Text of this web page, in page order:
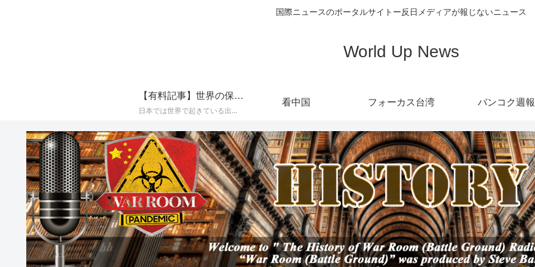
国際ニュースのポータルサイトー反日メディアが報じないニュース
World Up News
【有料記事】世界の保守系メディアの最新国際ニュースまとめ【定期購読（サブスクリプション）】
日本では世界で起きている出来事が報じられることが少なく、かつプロパガンダ（政治的宣伝）やフェイク（嘘）で塗り固められた海外メディアのニュースをそのまま垂れ流すメディアが多いことから、世界の保守系とされるメディアに絞り、その最新の国際ニュースをAIによって日本語でまとめて配信しております。
看中国 フォーカス台湾 バンコク週報